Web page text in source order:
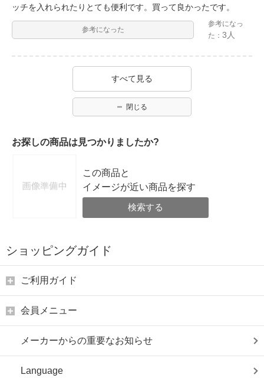
ッチを入れられたりとても便利です。買って良かったです。
参考になった
参考になっ
た：3人
すべて見る
閉じる
お探しの商品は見つかりましたか?
この商品と
イメージが近い商品を探す
検索する
ショッピングガイド
ご利用ガイド
会員メニュー
メーカーからの重要なお知らせ
Language